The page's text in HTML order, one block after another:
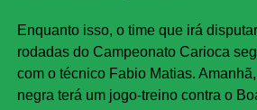
Enquanto isso, o time que irá
rodadas do Campeonato Carioca
com o técnico Fabio Matias.
negra terá um jogo-treino contra o